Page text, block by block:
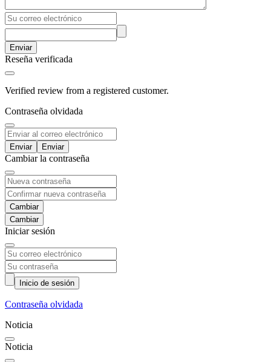
Enviar
Reseña verificada
Verified review from a registered customer.
Contraseña olvidada
Enviar
Cambiar la contraseña
Cambiar
Iniciar sesión
Inicio de sesión
Contraseña olvidada
Noticia
Noticia